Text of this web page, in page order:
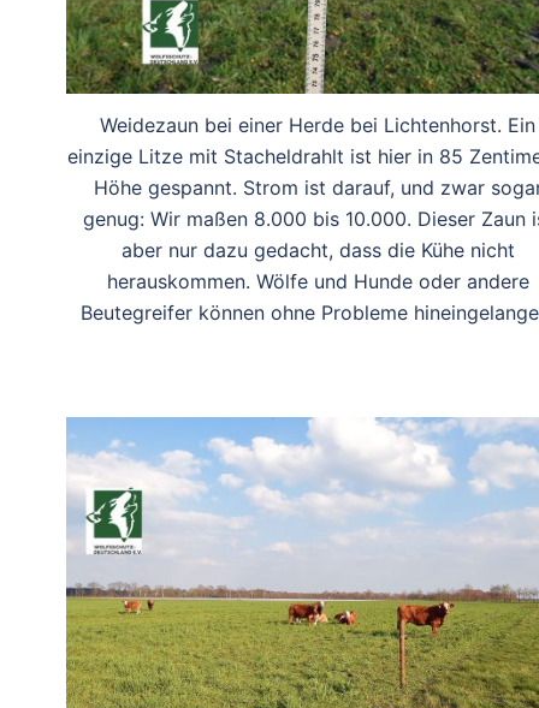
Weidezaun bei einer Herde bei Lichtenhorst. Ein
einzige Litze mit Stacheldrahlt ist hier in 85
Höhe gespannt. Strom ist darauf, und zwar
genug: Wir maßen 8.000 bis 10.000. Dieser Zaun
aber nur dazu gedacht, dass die Kühe nicht
herauskommen. Wölfe und Hunde oder andere
Beutegreifer können ohne Probleme